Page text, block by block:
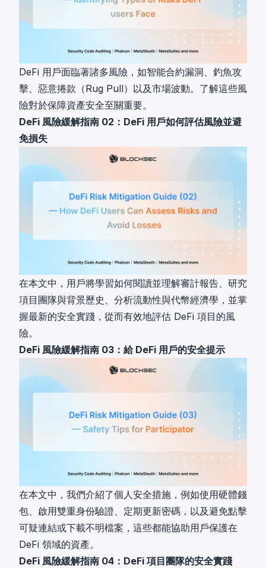
DeFi 用戶面臨著諸多風險，如智能合約漏洞、釣魚攻
擊、惡意捲款（Rug Pull）以及市場波動。了解這些風
險對於保障資產安全至關重要。
DeFi 風險緩解指南 02：DeFi 用戶如何評估風險並避
免損失
在本文中，用戶將學習如何閱讀並理解審計報告、研究
項目團隊與背景歷史、分析流動性與代幣經濟學，並掌
握最新的安全實踐，從而有效地評估 DeFi 項目的風
險。
DeFi 風險緩解指南 03：給 DeFi 用戶的安全提示
在本文中，我們介紹了個人安全措施，例如使用硬體錢
包、啟用雙重身份驗證、定期更新密碼，以及避免點擊
可疑連結或下載不明檔案，這些都能協助用戶保護在
DeFi 領域的資產。
DeFi 風險緩解指南 04：DeFi 項目團隊的安全實踐